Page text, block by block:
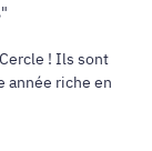
"
! Ils sont
année riche en